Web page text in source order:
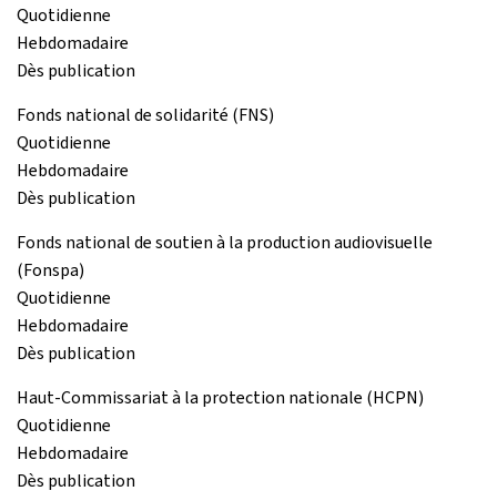
Quotidienne
Hebdomadaire
Dès publication
Fonds national de solidarité (FNS)
Quotidienne
Hebdomadaire
Dès publication
Fonds national de soutien à la production audiovisuelle
(Fonspa)
Quotidienne
Hebdomadaire
Dès publication
Haut-Commissariat à la protection nationale (HCPN)
Quotidienne
Hebdomadaire
Dès publication